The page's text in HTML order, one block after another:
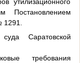
утилизационного
Постановлением
1291.
Саратовской
требования